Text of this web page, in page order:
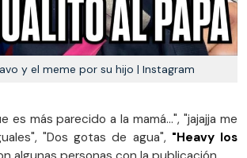
y el meme por su hijo | Instagram
es más parecido a la mamá...", "jajajja me
"Dos gotas de agua", "Heavy los